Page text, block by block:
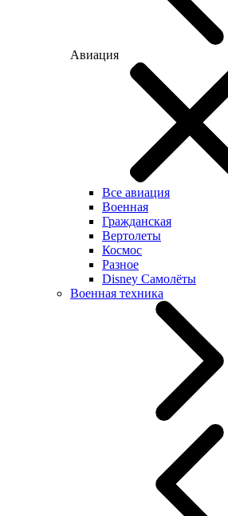
Авиация
Все авиация
Военная
Гражданская
Вертолеты
Космос
Разное
Disney Самолёты
Военная техника